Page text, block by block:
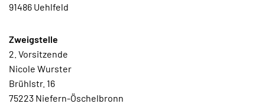
91486 Uehlfeld
Zweigstelle
2. Vorsitzende
Nicole Wurster
Brühlstr. 16
75223 Niefern-Öschelbronn